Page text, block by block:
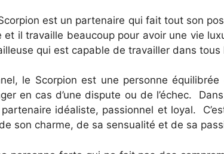
est un partenaire qui fait tout son
il travaille beaucoup pour avoir une vie
qui est capable de travailler dans tous
le Scorpion est une personne
en cas d’une dispute ou de l’échec.
idéaliste, passionnel et loyal.
son charme, de sa sensualité et de sa